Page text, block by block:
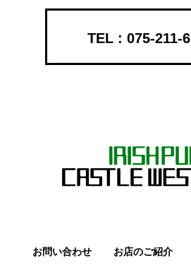
075-211-
お問い合わせ お店のご紹介